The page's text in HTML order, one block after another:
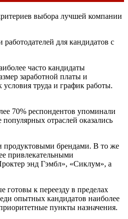
выбора лучшей компании
для кандидатов с
часто кандидаты
заработной платы и
труда и график работы.
70% респондентов упоминали
отраслей оказались
продуктовыми брендами. В то же
привлекательными
энд Гэмбл», «Сиклум», а
готовы к переезду в пределах
опытных кандидатов наиболее
пункты назначения.